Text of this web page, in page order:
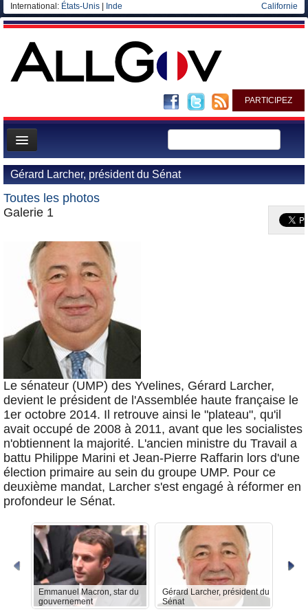
International: États-Unis Inde Californie
PARTICIPEZ
Page d'accueil
Infos
Gouvernement
Elections européennes
Gérard Larcher, président du Sénat
Toutes les photos
Galerie 1
Le sénateur (UMP) des Yvelines, Gérard Larcher,
devient le président de l'Assemblée haute française le
1er octobre 2014. Il retrouve ainsi le "plateau", qu'il
avait occupé de 2008 à 2011, avant que les socialistes
n'obtiennent la majorité. L'ancien ministre du Travail a
battu Philippe Marini et Jean-Pierre Raffarin lors d'une
élection primaire au sein du groupe UMP. Pour ce
deuxième mandat, Larcher s'est engagé à réformer en
profondeur le Sénat.
Emmanuel Macron, star du
gouvernement
Gérard Larcher, président du
Sénat